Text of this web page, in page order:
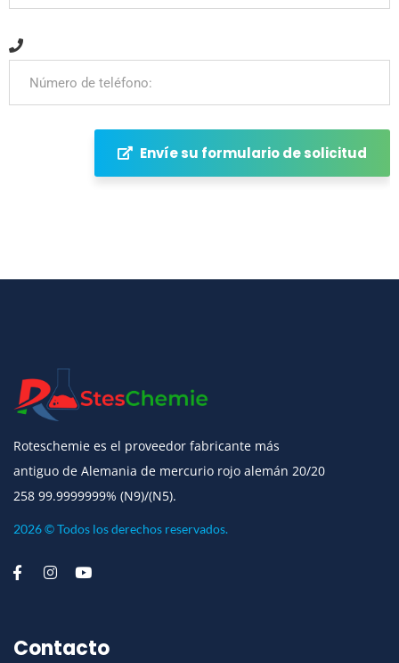
Envíe su formulario de solicitud
Roteschemie es el proveedor fabricante más
antiguo de Alemania de mercurio rojo alemán 20/20
258 99.9999999% (N9)/(N5).
2026 © Todos los derechos reservados.
Contacto